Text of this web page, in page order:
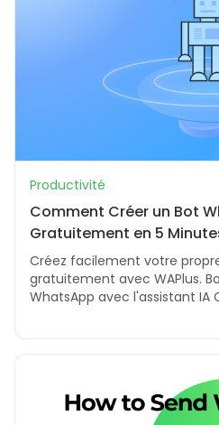
Productivité
Comment Créer un Bot
Gratuitement en 5
Créez facilement votre
gratuitement avec WAPlus.
WhatsApp avec l'assistant IA